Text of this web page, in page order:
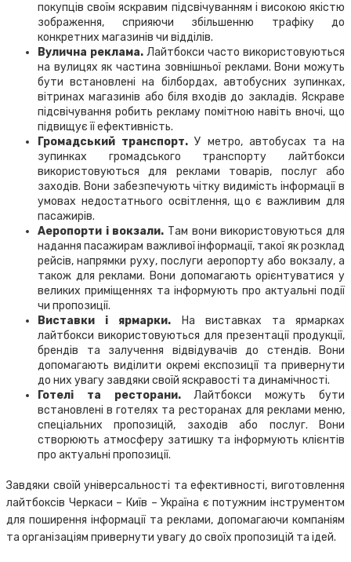
покупців своїм яскравим підсвічуванням і високою якістю
зображення, сприяючи збільшенню трафіку до
конкретних магазинів чи відділів.
Вулична реклама. Лайтбокси часто використовуються
на вулицях як частина зовнішньої реклами. Вони можуть
бути встановлені на білбордах, автобусних зупинках,
вітринах магазинів або біля входів до закладів. Яскраве
підсвічування робить рекламу помітною навіть вночі, що
підвищує її ефективність.
Громадський транспорт. У метро, автобусах та на
зупинках громадського транспорту лайтбокси
використовуються для реклами товарів, послуг або
заходів. Вони забезпечують чітку видимість інформації в
умовах недостатнього освітлення, що є важливим для
пасажирів.
Аеропорти і вокзали. Там вони використовуються для
надання пасажирам важливої інформації, такої як розклад
рейсів, напрямки руху, послуги аеропорту або вокзалу, а
також для реклами. Вони допомагають орієнтуватися у
великих приміщеннях та інформують про актуальні події
чи пропозиції.
Виставки і ярмарки. На виставках та ярмарках
лайтбокси використовуються для презентації продукції,
брендів та залучення відвідувачів до стендів. Вони
допомагають виділити окремі експозиції та привернути
до них увагу завдяки своїй яскравості та динамічності.
Готелі та ресторани.Лайтбокси можуть бути
встановлені в готелях та ресторанах для реклами меню,
спеціальних пропозицій, заходів або послуг. Вони
створюють атмосферу затишку та інформують клієнтів
про актуальні пропозиції.
Завдяки своїй універсальності та ефективності, виготовлення
лайтбоксів Черкаси – Київ – Україна є потужним інструментом
для поширення інформації та реклами, допомагаючи компаніям
та організаціям привернути увагу до своїх пропозицій та ідей.